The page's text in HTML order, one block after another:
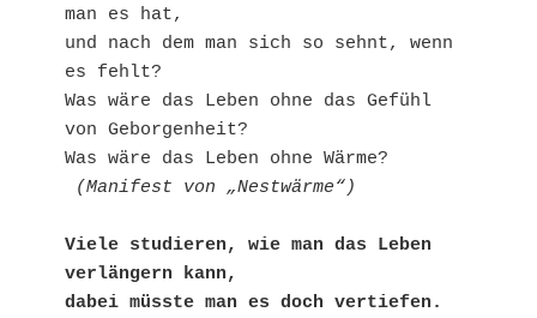
man es hat,
und nach dem man sich so sehnt, wenn
es fehlt?
Was wäre das Leben ohne das Gefühl
von Geborgenheit?
(Manifest von „Nestwärme“)
Viele studieren, wie man das Leben
verlängern kann,
dabei müsste man es doch vertiefen.